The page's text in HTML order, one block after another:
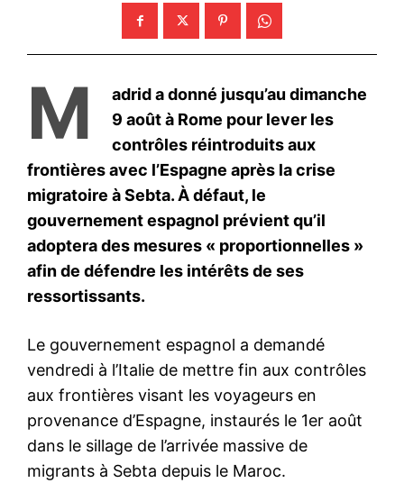
Related
Les États-Unis suspendent
les entretiens de visas pour
étudiants et chercheurs
étrangers
28 May 2025
In "USA"
Roche injecte 50 milliards de
dollars aux États-Unis pour
anticiper les tarifs Trump et
créer 12 000 emplois
22 April 2025
Le Trésor US prévoit
d’emprunter la somme record
de 3.000 milliards de dollars
au deuxième trimestre